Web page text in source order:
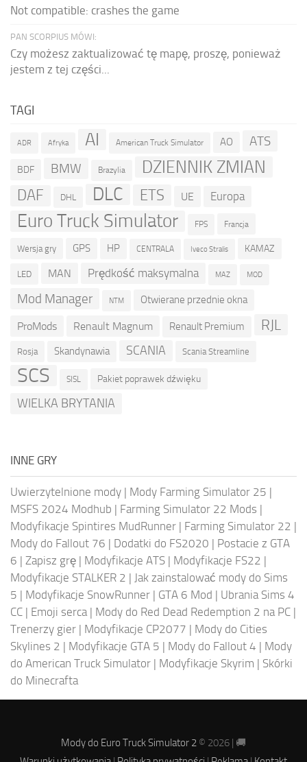
Not compatible: crashes the game
PAN SCORPIUS MÓWI:
Czy możesz zaktualizować tę mapę, proszę, ponieważ
jestem z tej części...
TAGI
ADR Afryka AI American Truck Simulator AO ATS
BDF BMW Brazylia DZIENNIK ZMIAN
DAF DHL DLC ETS UE Europa
Euro Truck Simulator FPS Francja
Wersja gry GPS HP CENTRALA Iveco Stralis KAMAZ
LED MAN Prędkość maksymalna MAZ MOD
Mod Manager NTM Otwierane przednie okna
ProMods Renault Magnum Renault Premium RJL
Rosja Skandynawia SCANIA Scania Streamline
SCS SISL Pakiet poprawek dźwięku
WIELKA BRYTANIA
INNE GRY
Uwierzytelnione mody | Mody Farming Simulator 25 |
MSFS 2024 Modhub | Farming Simulator 22 Mods |
Modyfikacje Spintires MudRunner | Farming Simulator 22 |
Mody do Fallout 76 | Dodatki do FS2020 | Postacie z GTA
6 | Zapisz grę | Modyfikacje ATS | Modyfikacje FS22 |
Modyfikacje STALKER 2 | Jak zainstalować mody do Sims
5 | Modyfikacje SnowRunner | GTA 6 Mod | Ubrania Sims 4
CC | Emoji serca| Mody do Red Dead Redemption 2 na PC |
Trenerzy gier | Modyfikacje CP2077 | Mody do Cities
Skylines 2 | Modyfikacje GTA 5 | Mody do Fallout 4 | Mody
do American Truck Simulator | Modyfikacje Skyrim | Skórki
do Minecrafta
Mody do Euro Truck Simulator 2 © 2026 | 🚚